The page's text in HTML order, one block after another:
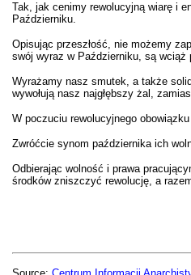
Tak, jak cenimy rewolucyjną wiarę i
Październiku.
Opisując przeszłość, nie możemy
swój wyraz w Październiku, są
Wyrażamy nasz smutek, a także
wywołują nasz najgłębszy żal,
W poczuciu rewolucyjnego
Zwróćcie synom października ich
Odbierając wolność i prawa
środków zniszczyć rewolucję, a